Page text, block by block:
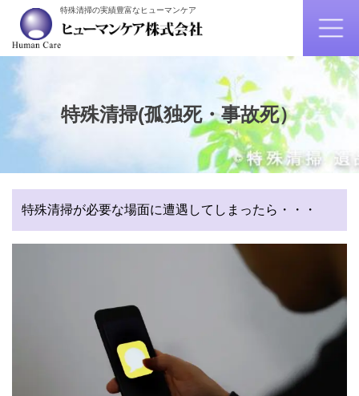
特殊清掃の実績豊富なヒューマンケア
特殊清掃(孤独死・事故死）
特殊清掃が必要な場面に遭遇してしまったら・・・